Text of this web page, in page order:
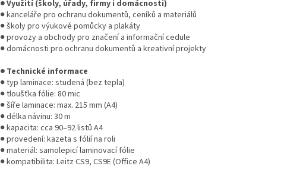
● Využití (školy, úřady, firmy i domácnosti)
● kanceláře pro ochranu dokumentů, ceníků a materiálů
● školy pro výukové pomůcky a plakáty
● provozy a obchody pro značení a informační cedule
● domácnosti pro ochranu dokumentů a kreativní projekty
● Technické informace
● typ laminace: studená (bez tepla)
● tloušťka fólie: 80 mic
● šíře laminace: max. 215 mm (A4)
● délka návinu: 30 m
● kapacita: cca 90–92 listů A4
● provedení: kazeta s fólií na roli
● materiál: samolepicí laminovací fólie
● kompatibilita: Leitz CS9, CS9E (Office A4)